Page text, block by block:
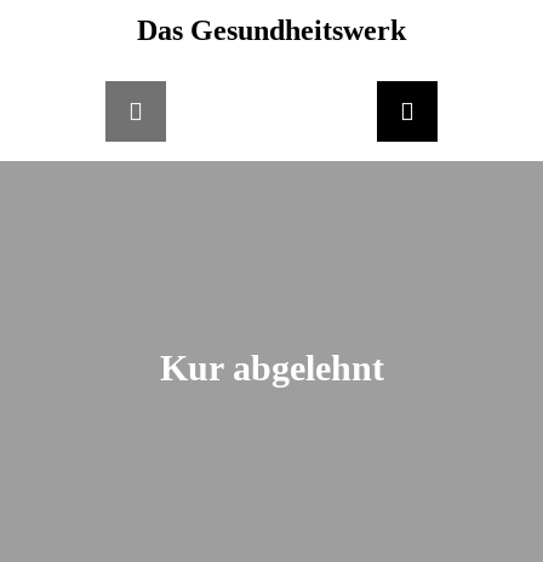
Das Gesundheitswerk
Kur abgelehnt